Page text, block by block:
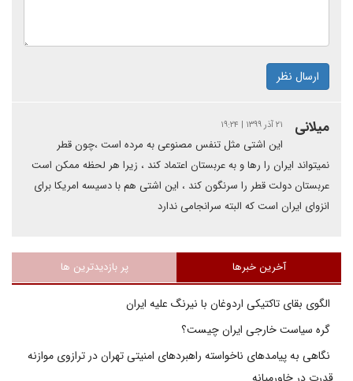
ارسال نظر
میلانی ۲۱ آذر ۱۳۹۹ | ۱۹:۲۴
این اشتی مثل تنفس مصنوعی به مرده است ،چون قطر
نمیتواند ایران را رها و به عربستان اعتماد کند ، زیرا هر لحظه ممکن است
عربستان دولت قطر را سرنگون کند ، این اشتی هم با دسیسه امریکا برای
انزوای ایران است که البته سرانجامی ندارد
آخرین خبرها پر بازدیدترین ها
الگوی بقای تاکتیکی اردوغان با نیرنگ علیه ایران
گره سیاست خارجی ایران چیست؟
نگاهی به پیامدهای ناخواسته راهبردهای امنیتی تهران در ترازوی موازنه